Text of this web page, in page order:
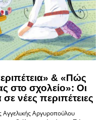
& «Πώς
στο σχολείο»: Οι
νέες περιπέτειες
Αγγελικής Αργυροπούλου